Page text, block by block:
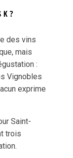
K ?
des vins
mais
:
Vignobles
exprime
Saint-
trois